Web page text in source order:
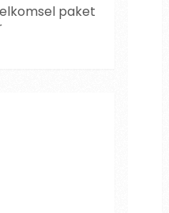
paket